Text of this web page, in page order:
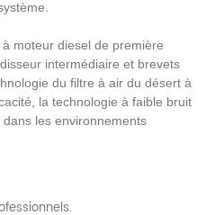
moteur diesel de première
intermédiaire et brevets
du filtre à air du désert à
la technologie à faible bruit
les environnements